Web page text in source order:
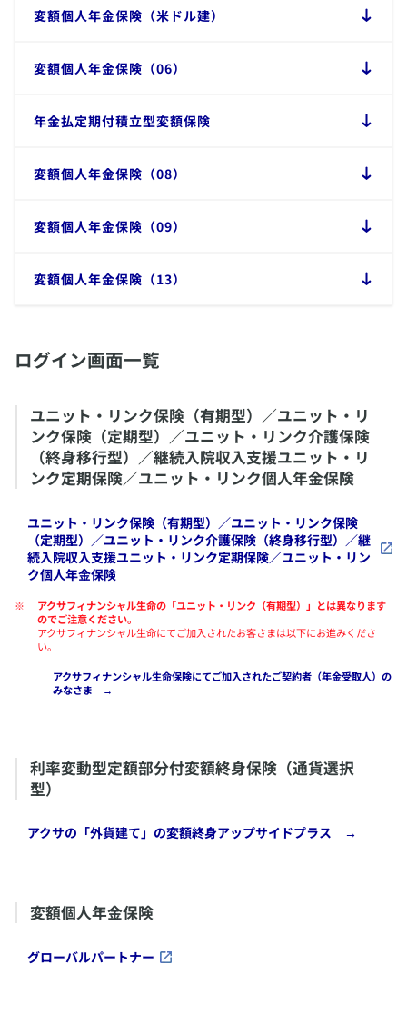
​​変額個人年金保険（米ドル建）
変額個人年金保険（06）
​年金払定期付積立型変額保険
​変額個人年金保険（08）
​変額個人年金保険（09）
​変額個人年金保険（13）
​ログイン画面一覧
​ユニット・リンク保険（有期型）／ユニット・リ
ンク保険（定期型）／ユニット・リンク介護保険
（終身移行型）／継続入院収入支援ユニット・リ
ンク定期保険／ユニット・リンク個人年金保険
​ユニット・リンク保険（有期型）／ユニット・リンク保険
（定期型）／ユニット・リンク介護保険（終身移行型）／継
続入院収入支援ユニット・リンク定期保険／ユニット・リン
ク個人年金保険
アクサフィナンシャル生命の「ユニット・リンク（有期型）」とは異なります
のでご注意ください。
アクサフィナンシャル生命にてご加入されたお客さまは以下にお進みくださ
い。
​アクサフィナンシャル生命保険にてご加入されたご契約者（年金受取人）の
みなさま →
利率変動型定額部分付変額終身保険（通貨選択
型）
​アクサの「外貨建て」の変額終身アップサイドプラス →
変額個人年金保険
​グローバルパートナー